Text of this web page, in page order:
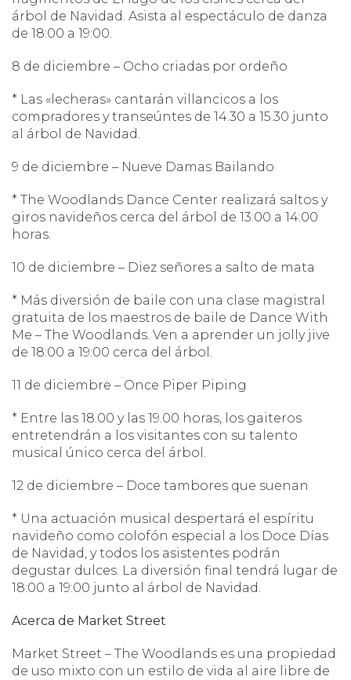
árbol de Navidad. Asista al espectáculo de danza
de 18:00 a 19:00.
8 de diciembre – Ocho criadas por ordeño
* Las «lecheras» cantarán villancicos a los
compradores y transeúntes de 14.30 a 15.30 junto
al árbol de Navidad.
9 de diciembre – Nueve Damas Bailando
* The Woodlands Dance Center realizará saltos y
giros navideños cerca del árbol de 13:00 a 14:00
horas.
10 de diciembre – Diez señores a salto de mata
* Más diversión de baile con una clase magistral
gratuita de los maestros de baile de Dance With
Me – The Woodlands. Ven a aprender un jolly jive
de 18:00 a 19:00 cerca del árbol.
11 de diciembre – Once Piper Piping
* Entre las 18.00 y las 19.00 horas, los gaiteros
entretendrán a los visitantes con su talento
musical único cerca del árbol.
12 de diciembre – Doce tambores que suenan
* Una actuación musical despertará el espíritu
navideño como colofón especial a los Doce Días
de Navidad, y todos los asistentes podrán
degustar dulces. La diversión final tendrá lugar de
18:00 a 19:00 junto al árbol de Navidad.
Acerca de Market Street
Market Street – The Woodlands es una propiedad
de uso mixto con un estilo de vida al aire libre de